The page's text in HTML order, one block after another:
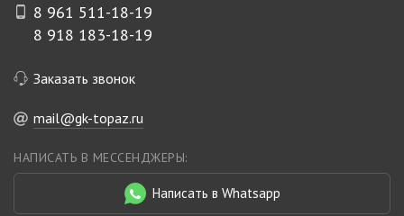
8 961 511-18-19
8 918 183-18-19
Заказать звонок
mail@gk-topaz.ru
НАПИСАТЬ В МЕССЕНДЖЕРЫ:
Написать в Whatsapp